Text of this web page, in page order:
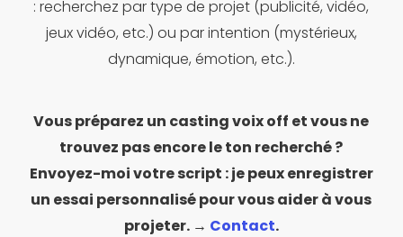
: recherchez par type de projet (publicité, vidéo,
jeux vidéo, etc.) ou par intention (mystérieux,
dynamique, émotion, etc.).
Vous préparez un casting voix off et vous ne
trouvez pas encore le ton recherché ?
Envoyez-moi votre script : je peux enregistrer
un essai personnalisé pour vous aider à vous
projeter. → Contact.